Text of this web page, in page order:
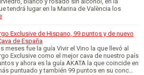
tendrá lugar en la Marina de València los
Exclusive de Hispano, 99 puntos y de nuevo
de España
meses fue la guía Vivir el Vino la que llevó al
Exclusive como el mejor cava de nuestro país
y ahora es la guía AKATA la que coincide en
puntuado y también 99 puntos en su conc…